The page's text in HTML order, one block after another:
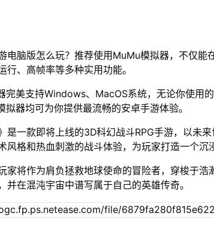
电脑版怎么玩？推荐使用MuMu模拟器，不仅能
行、高帧率等多种实用功能。
完美支持Windows、MacOS系统，无论你使用
拟器均可为你提供最流畅的安卓手游体验。
是一款即将上线的3D科幻战斗RPG手游，以未
风格和热血刺激的战斗体验，为玩家打造一个沉
家将作为肩负拯救地球使命的冒险者，穿梭于浩
并在混沌宇宙中谱写属于自己的英雄传奇。